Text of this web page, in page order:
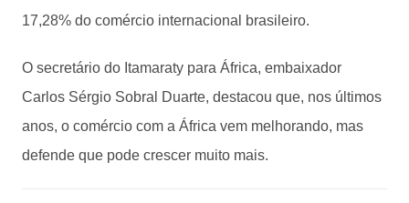
17,28% do comércio internacional brasileiro.
O secretário do Itamaraty para África, embaixador
Carlos Sérgio Sobral Duarte, destacou que, nos últimos
anos, o comércio com a África vem melhorando, mas
defende que pode crescer muito mais.